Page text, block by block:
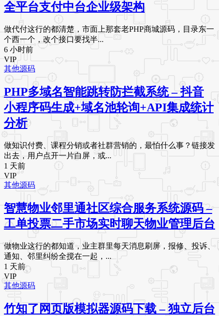
全平台支付中台企业级架构
做代付这行的都清楚，市面上那套老PHP商城源码，目录东一
个西一个，改个接口要找半...
6 小时前
VIP
其他源码
PHP多域名智能跳转防拦截系统 – 抖音
小程序码生成+域名池轮询+API集成统计
分析
做知识付费、课程分销或者社群营销的，最怕什么事？链接发
出去，用户点开一片白屏，或...
1 天前
VIP
其他源码
智慧物业邻里通社区综合服务系统源码 –
工单投票二手市场实时聊天物业管理后台
做物业这行的都知道，业主群里每天消息刷屏，报修、投诉、
通知、邻里纠纷全搅在一起，...
1 天前
VIP
其他源码
竹知了网页版模拟器源码下载 – 独立后台